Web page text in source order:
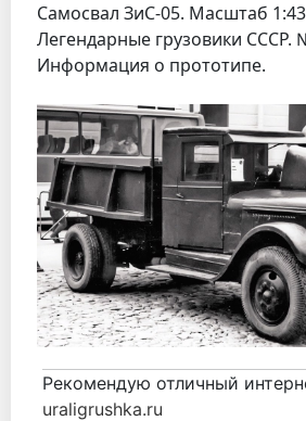
Самосвал ЗиС-05. Масштаб
Легендарные грузовики СССР.
Информация о прототипе.
Рекомендую отличный
uraligrushka.ru